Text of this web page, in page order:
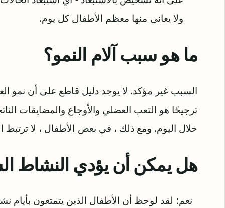
ولا يعاني منها معظم الأطفال كل يوم.
ما هو سبب آلام النمو؟
السبب غير مؤكد. لا يوجد دليل قاطع على أن نمو
ترجيحًا هو التعب العضلي والأوجاع والمضايقات
خلال اليوم. ومع ذلك ، في بعض الأطفال ، لا ترتبط
هل يمكن أن يؤدي النشاط
نعم؛ لقد لوحظ أن الأطفال الذين يتمتعون بأيام